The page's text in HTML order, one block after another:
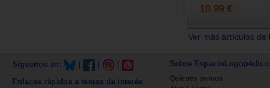
10.99 €
Ver más artículos
Síguenos en:
Enlaces rápidos a temas de interés
Sobre EspacioLogopédico
Quienes somos